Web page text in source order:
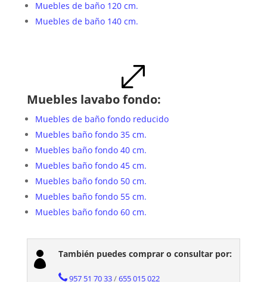
Muebles de baño 120 cm.
Muebles de baño 140 cm.
.
Muebles lavabo fondo:
Muebles de baño fondo reducido
Muebles baño fondo 35 cm.
Muebles baño fondo 40 cm.
Muebles baño fondo 45 cm.
Muebles baño fondo 50 cm.
Muebles baño fondo 55 cm.
Muebles baño fondo 60 cm.
 También puedes comprar o consultar por:
957 51 70 33/655 015 022